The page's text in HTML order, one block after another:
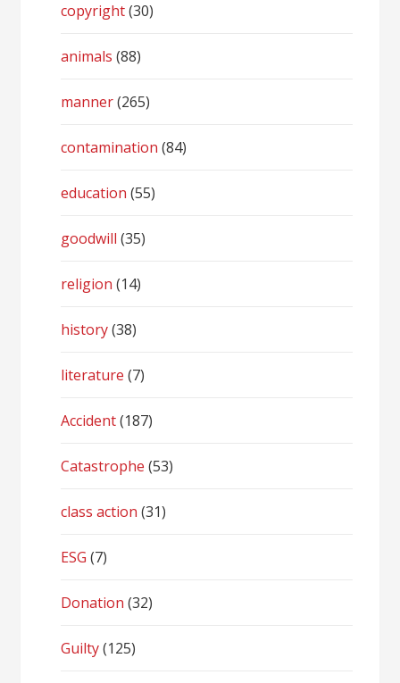
copyright(30)
animals (88)
manner(265)
contamination (84)
education (55)
goodwill (35)
religion (14)
history(38)
literature (7)
Accident(187)
Catastrophe (53)
class action (31)
ESG (7)
Donation (32)
Guilty(125)